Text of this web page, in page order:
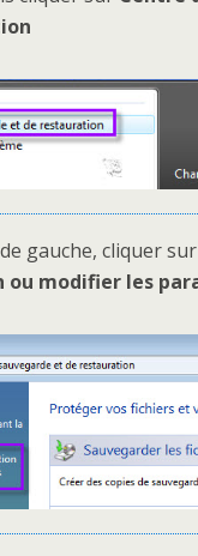
gauche, cliquer sur
ou modifier les